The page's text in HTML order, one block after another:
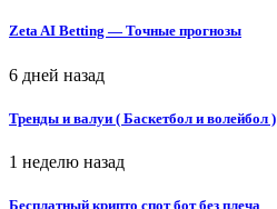
Zeta AI Betting — Точные прогнозы
6 дней назад
Тренды и валуи ( Баскетбол и волейбол )
1 неделю назад
Бесплатный крипто спот бот без плеча